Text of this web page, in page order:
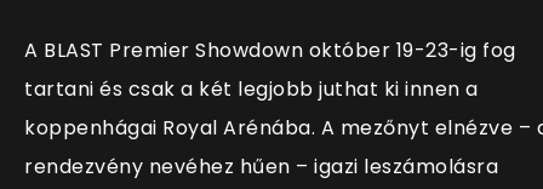
A BLAST Premier Showdown október 19-23-ig fog
tartani és csak a két legjobb juthat ki innen a
koppenhágai Royal Arénába. A mezőnyt elnézve –
rendezvény nevéhez hűen – igazi leszámolásra